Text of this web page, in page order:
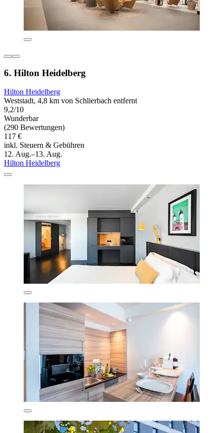
6. Hilton Heidelberg
Hilton Heidelberg
Weststadt, 4,8 km von Schlierbach entfernt
9,2/10
Wunderbar
(290 Bewertungen)
117 €
inkl. Steuern & Gebühren
12. Aug.–13. Aug.
Hilton Heidelberg